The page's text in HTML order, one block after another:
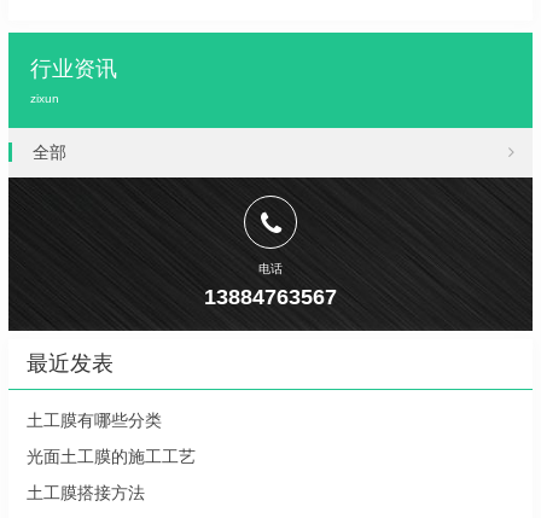
行业资讯
zixun
全部
电话
13884763567
最近发表
土工膜有哪些分类
光面土工膜的施工工艺
土工膜搭接方法